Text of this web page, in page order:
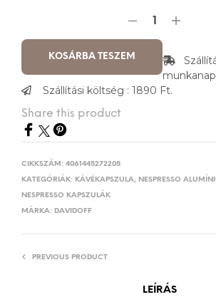
KOSÁRBA TESZEM
munkanap
Szállítási költség : 1890 Ft.
Share this product
CIKKSZÁM: 4061445272205
KATEGÓRIÁK: KÁVÉKAPSZULA, NESPRESSO
NESPRESSO KAPSZULÁK
MÁRKA: DAVIDOFF
PREVIOUS PRODUCT
LEÍRÁS